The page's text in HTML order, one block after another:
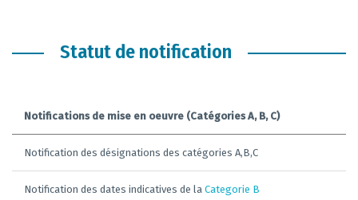
Statut de notification
Notifications de mise en oeuvre (Catégories A, B, C)
Notification des désignations des catégories A,B,C
Notification des dates indicatives de la Categorie B